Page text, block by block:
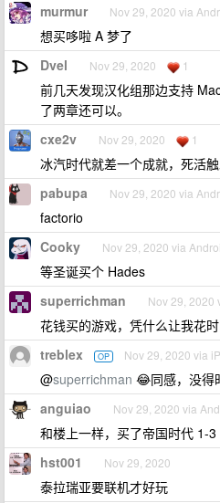
murmur Nov 29, 2020 via
想买哆啦 A 梦了
Dvel Nov 29, 2020 1
前几天发现汉化组那边支持
了两章还可以。
cxe2v Nov 29, 2020 1
冰汽时代就差一个成就，死活
pabupa Nov 29, 2020 via
factorio
Cooky Nov 29, 2020 via
等圣诞买个 Hades
superrichman Nov 29, 2020
花钱买的游戏，凭什么让我花时
treblex OP Nov 29, 2020 via
@superrichman 😂同感，没得
anguiao Nov 29, 2020 via
和楼上一样，买了帝国时代 1-
hst001 Nov 29, 2020
泰拉瑞亚要联机才好玩